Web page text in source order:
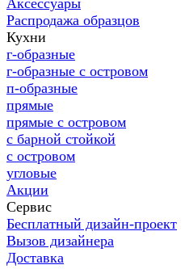
Аксессуары
Распродажа образцов
Кухни
г-образные
г-образные с островом
п-образные
прямые
прямые с островом
с барной стойкой
с островом
угловые
Акции
Сервис
Бесплатный дизайн-проект
Вызов дизайнера
Доставка